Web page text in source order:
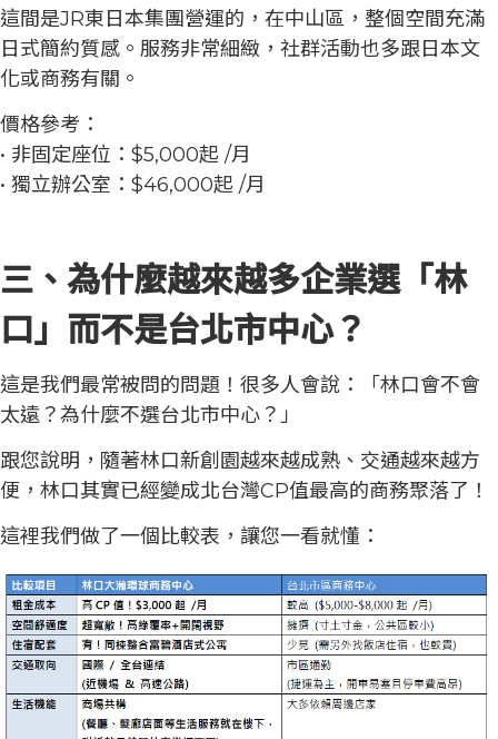
這間是JR東日本集團營運的，在中山區，整個空間充滿
日式簡約質感。服務非常細緻，社群活動也多跟日本文
化或商務有關。
價格參考：
• 非固定座位：$5,000起 /月
• 獨立辦公室：$46,000起 /月
三、為什麼越來越多企業選「林
口」而不是台北市中心？
這是我們最常被問的問題！很多人會說：「林口會不會
太遠？為什麼不選台北市中心？」
跟您說明，隨著林口新創園越來越成熟、交通越來越方
便，林口其實已經變成北台灣CP值最高的商務聚落了！
這裡我們做了一個比較表，讓您一看就懂：